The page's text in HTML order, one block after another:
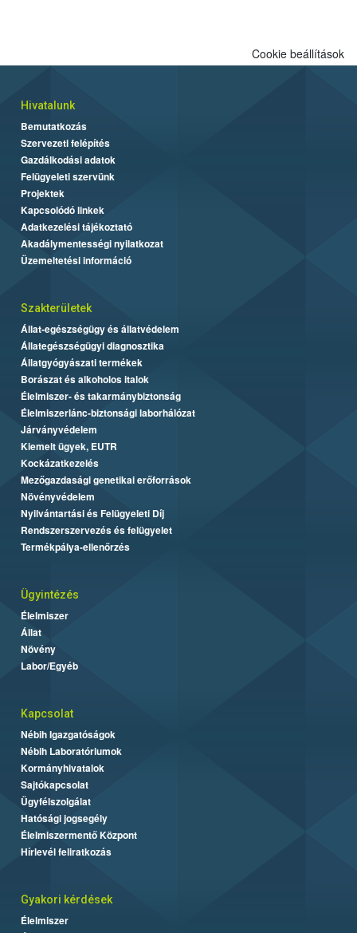
Cookie beállítások
Hivatalunk
Bemutatkozás
Szervezeti felépítés
Gazdálkodási adatok
Felügyeleti szervünk
Projektek
Kapcsolódó linkek
Adatkezelési tájékoztató
Akadálymentességi nyilatkozat
Üzemeltetési információ
Szakterületek
Állat-egészségügy és állatvédelem
Állategészségügyi diagnosztika
Állatgyógyászati termékek
Borászat és alkoholos italok
Élelmiszer- és takarmánybiztonság
Élelmiszerlánc-biztonsági laborhálózat
Járványvédelem
Kiemelt ügyek, EUTR
Kockázatkezelés
Mezőgazdasági genetikai erőforrások
Növényvédelem
Nyilvántartási és Felügyeleti Díj
Rendszerszervezés és felügyelet
Termékpálya-ellenőrzés
Ügyintézés
Élelmiszer
Állat
Növény
Labor/Egyéb
Kapcsolat
Nébih Igazgatóságok
Nébih Laboratóriumok
Kormányhivatalok
Sajtókapcsolat
Ügyfélszolgálat
Hatósági jogsegély
Élelmiszermentő Központ
Hírlevél feliratkozás
Gyakori kérdések
Élelmiszer